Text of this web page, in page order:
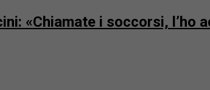
«Chiamate i soccorsi, l’ho